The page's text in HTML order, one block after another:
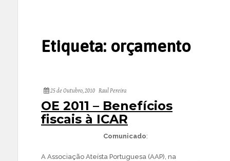
Etiqueta: orçamento
25 de Outubro, 2010 Raul Pereira
OE 2011 – Benefícios
fiscais à ICAR
Comunicado:
A Associação Ateísta Portuguesa (AAP), na